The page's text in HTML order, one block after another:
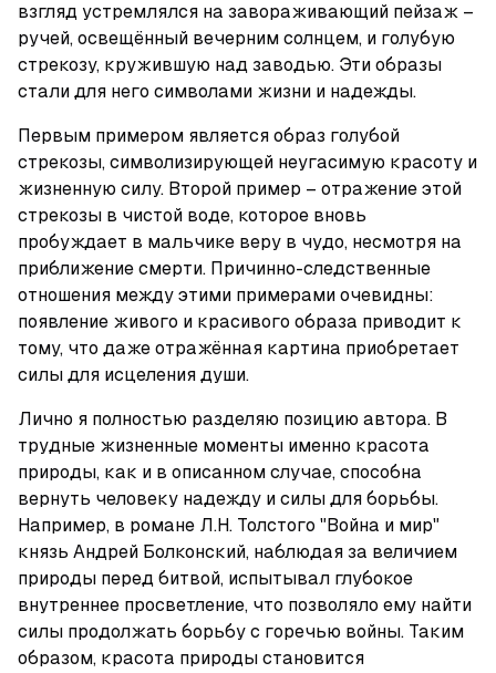
взгляд устремлялся на завораживающий пейзаж –
ручей, освещённый вечерним солнцем, и голубую
стрекозу, кружившую над заводью. Эти образы
стали для него символами жизни и надежды.
Первым примером является образ голубой
стрекозы, символизирующей неугасимую красоту и
жизненную силу. Второй пример – отражение этой
стрекозы в чистой воде, которое вновь
пробуждает в мальчике веру в чудо, несмотря на
приближение смерти. Причинно-следственные
отношения между этими примерами очевидны:
появление живого и красивого образа приводит к
тому, что даже отражённая картина приобретает
силы для исцеления души.
Лично я полностью разделяю позицию автора. В
трудные жизненные моменты именно красота
природы, как и в описанном случае, способна
вернуть человеку надежду и силы для борьбы.
Например, в романе Л.Н. Толстого "Война и мир"
князь Андрей Болконский, наблюдая за величием
природы перед битвой, испытывал глубокое
внутреннее просветление, что позволяло ему найти
силы продолжать борьбу с горечью войны. Таким
образом, красота природы становится